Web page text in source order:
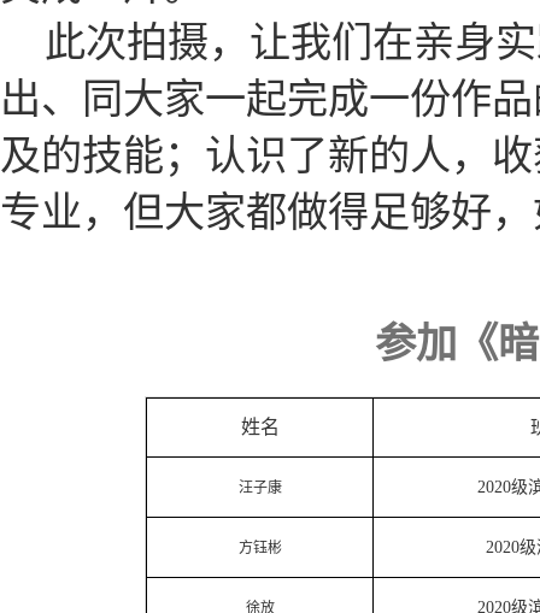
此次拍摄，让我们在亲身
出、同大家一起完成一份作
及的技能；认识了新的人，
专业，但大家都做得足够好
参加《
姓名
汪子康 2020级
方钰彬 2020
徐放 2020级